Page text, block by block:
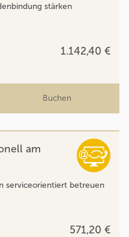
stärken
1.142,40 €
Buchen
am
serviceorientiert betreuen
571,20 €